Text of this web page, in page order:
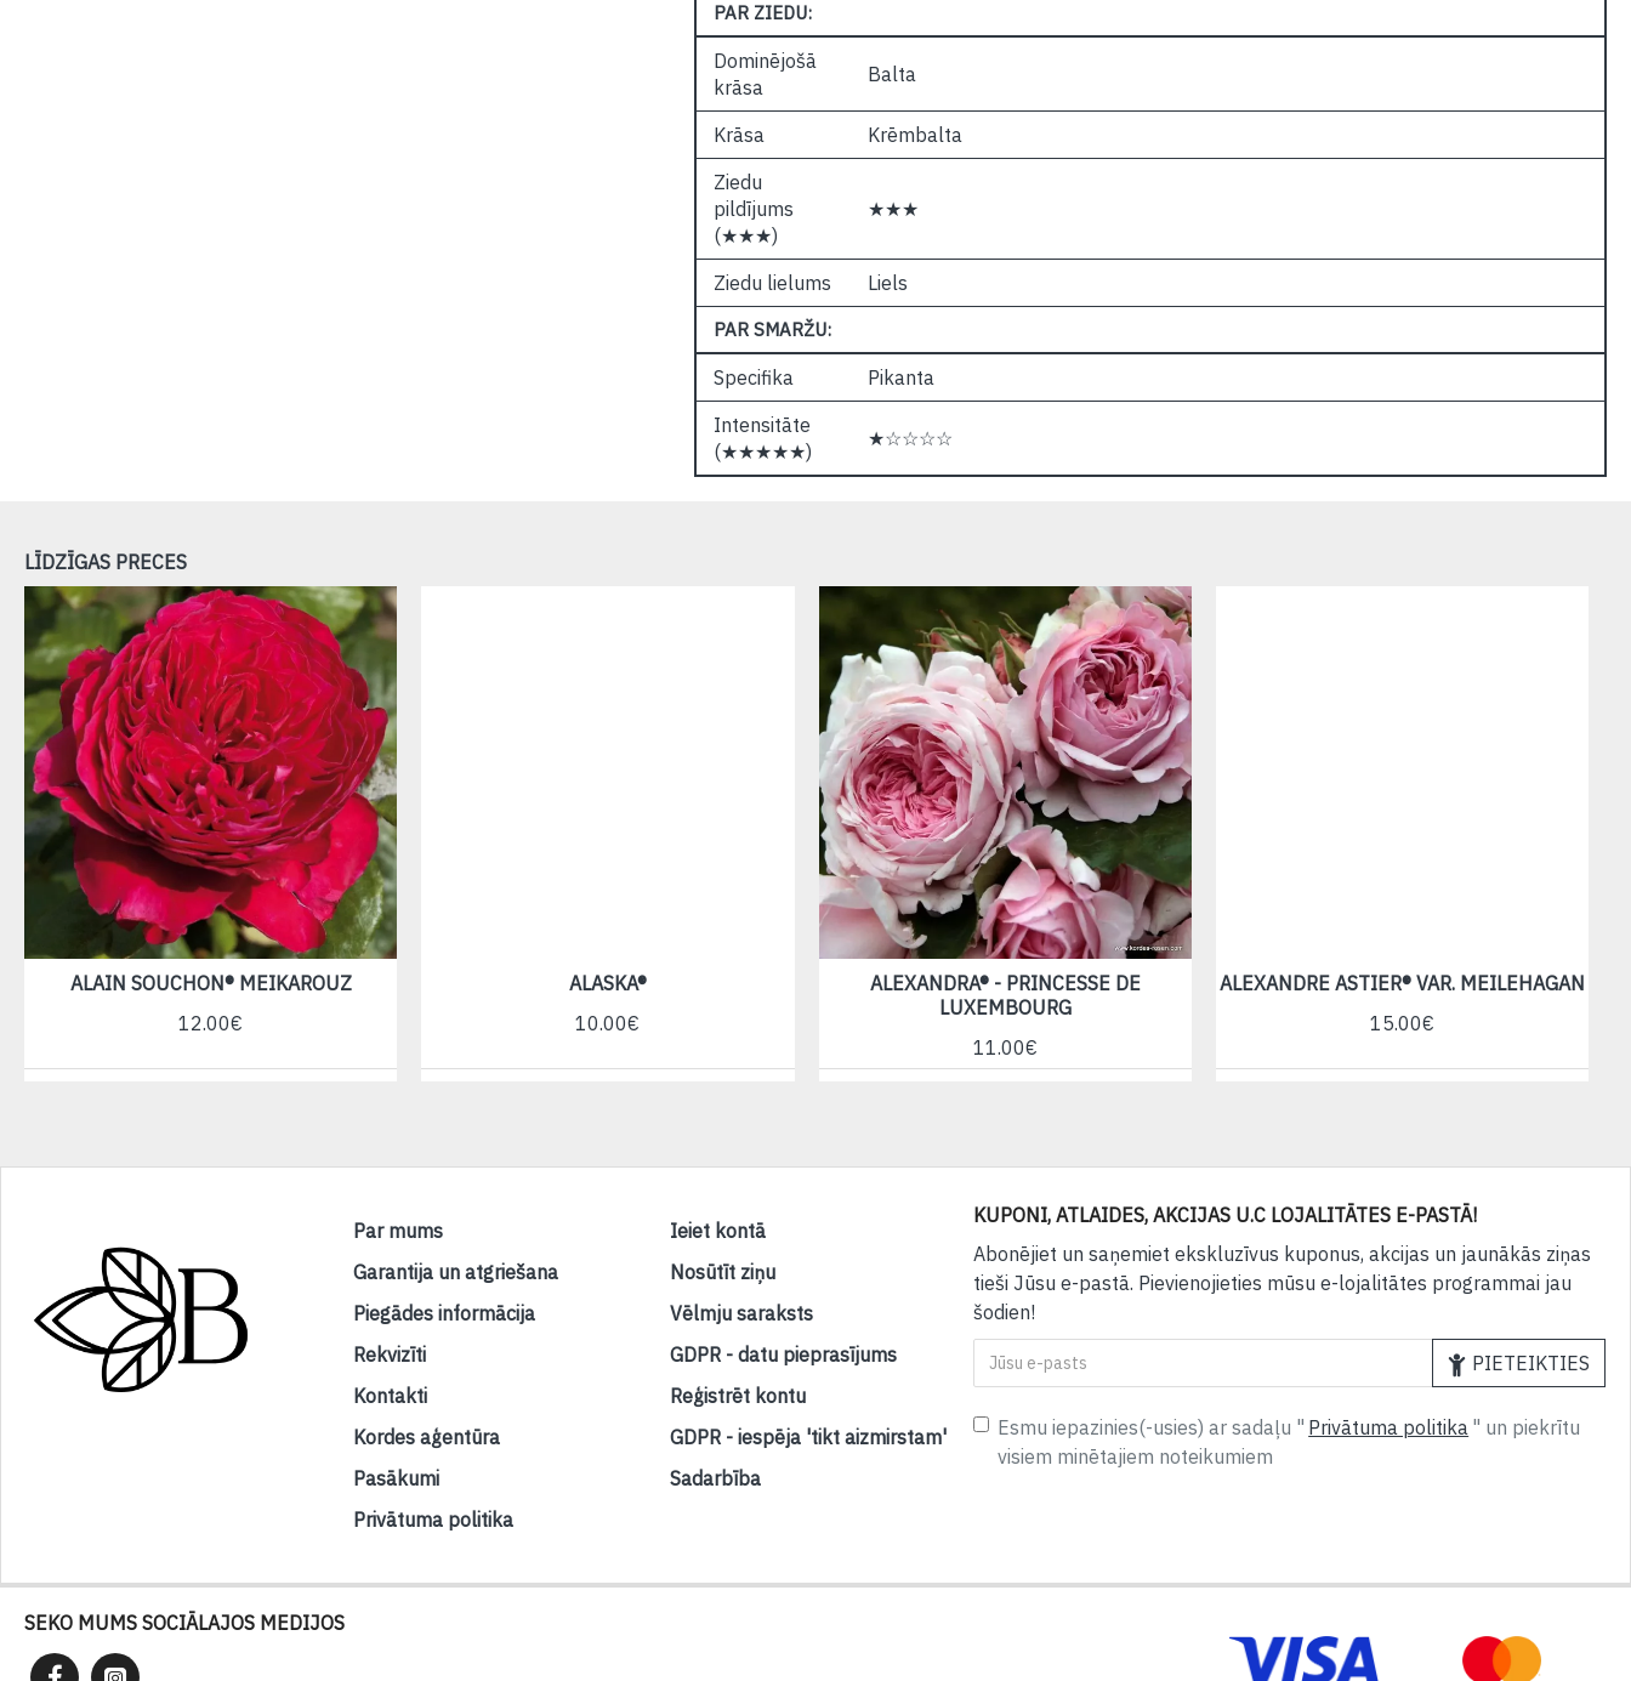
PAR ZIEDU:
Dominējošā
krāsa
Balta
Krāsa
Krēmbalta
Ziedu
pildījums
(★★★)
★★★
Ziedu lielums Liels
PAR SMARŽU:
Specifika
Pikanta
Intensitāte
(★★★★★)
★☆☆☆☆
LĪDZĪGAS PRECES
ALAIN SOUCHON® MEIKAROUZ
12.00€
ALASKA®
10.00€
ALEXANDRA® - PRINCESSE DE
LUXEMBOURG
11.00€
ALEXANDRE ASTIER® VAR. MEILEHAGAN
15.00€
Par mums
Garantija un atgriešana
Piegādes informācija
Rekvizīti
Kontakti
Kordes aģentūra
Pasākumi
Privātuma politika
Ieiet kontā
Nosūtīt ziņu
Vēlmju saraksts
GDPR - datu pieprasījums
Reģistrēt kontu
GDPR - iespēja 'tikt aizmirstam'
Sadarbība
KUPONI, ATLAIDES, AKCIJAS U.C LOJALITĀTES E-PASTĀ!
Abonējiet un saņemiet ekskluzīvus kuponus, akcijas un jaunākās ziņas
tieši Jūsu e-pastā. Pievienojieties mūsu e-lojalitātes programmai jau
šodien!
PIETEIKTIES
Esmu iepazinies(-usies) ar sadaļu " Privātuma politika " un piekrītu
visiem minētajiem noteikumiem
SEKO MUMS SOCIĀLAJOS MEDIJOS